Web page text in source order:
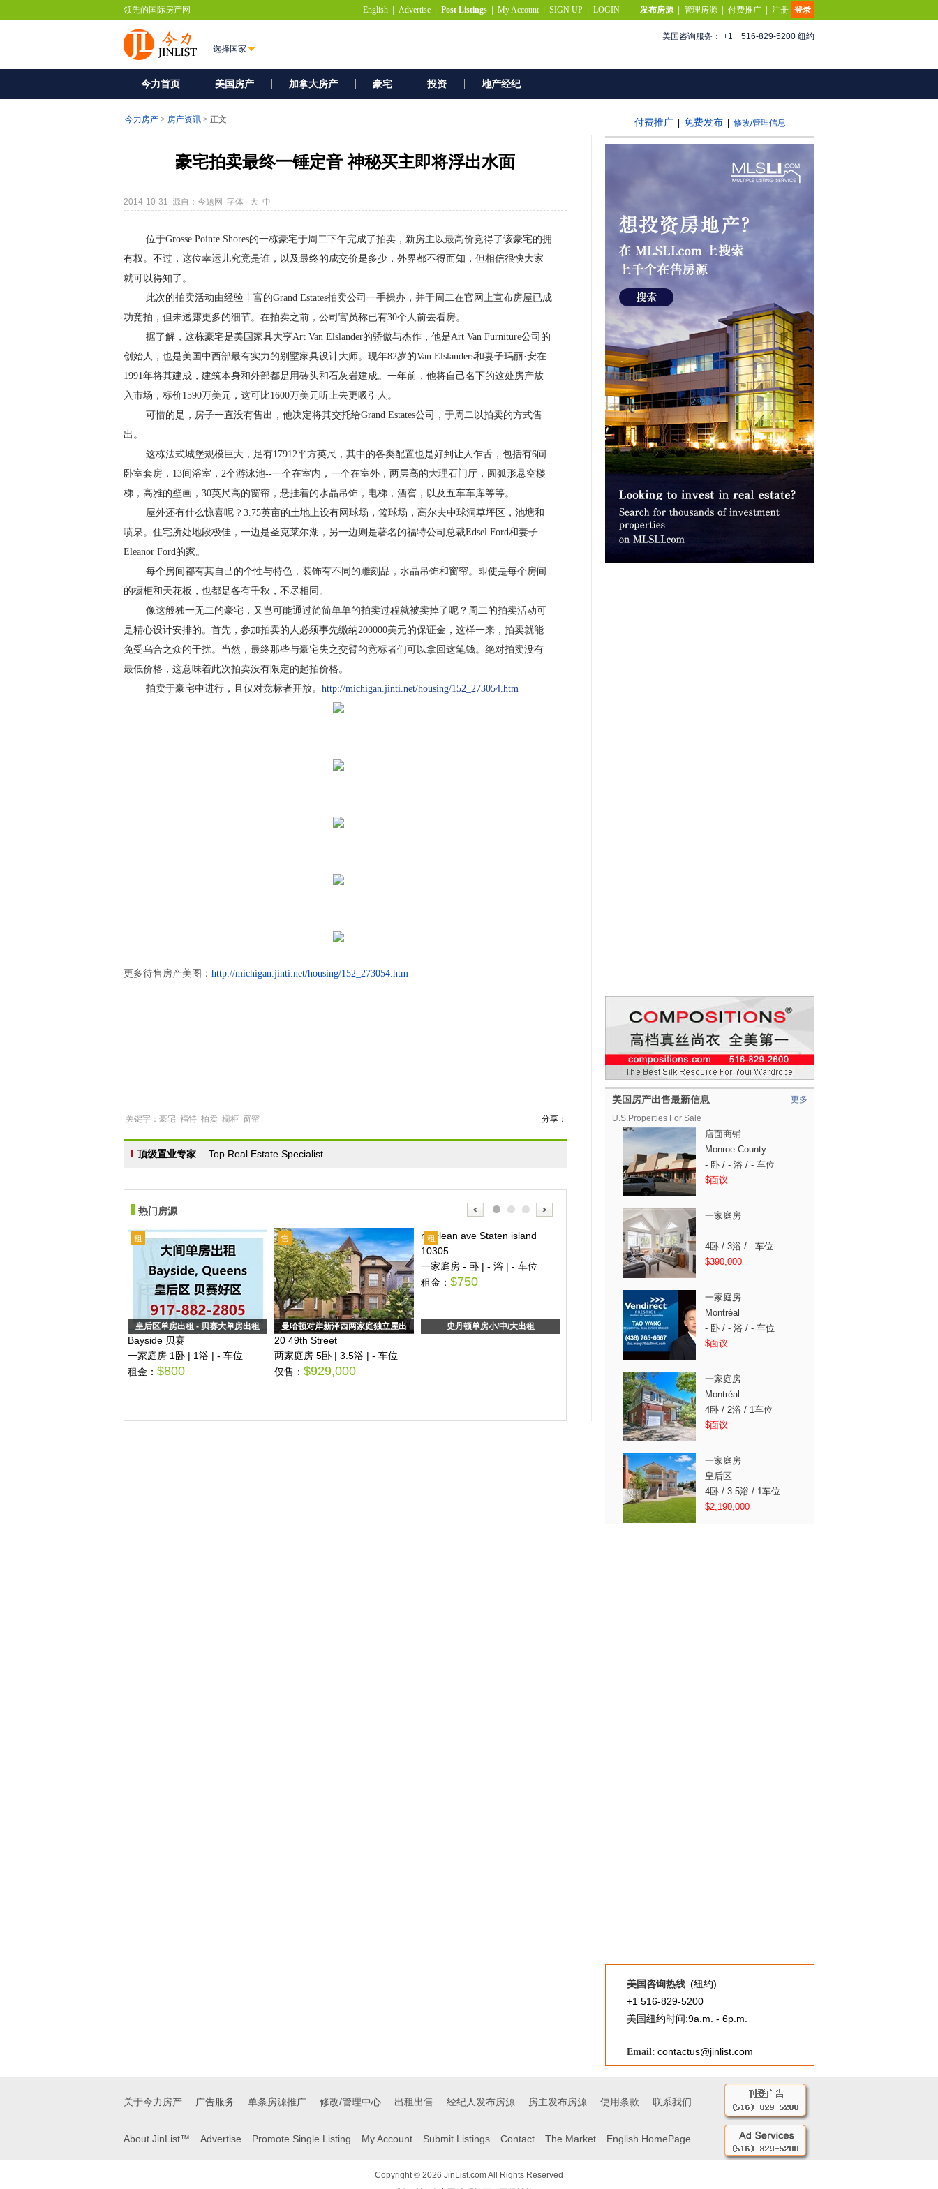
领先的国际房产网 English Advertise Post Listings My Account SIGN UP LOGIN 发布房源 管理房源 付费推广 注册 登录
选择国家
美国咨询服务： +1 516-829-5200 纽约
今力首页 美国房产 加拿大房产 豪宅 投资 地产经纪
今力房产 > 房产资讯 > 正文 付费推广| 免费发布| 修改/管理信息
豪宅拍卖最终一锤定音 神秘买主即将浮出水面
2014-10-31 源自：今题网 字体 大 中
位于Grosse Pointe Shores的一栋豪宅于周二下午完成了拍卖，新房主以最高价竞得了该豪宅的拥
有权。不过，这位幸运儿究竟是谁，以及最终的成交价是多少，外界都不得而知，但相信很快大家
就可以得知了。
此次的拍卖活动由经验丰富的Grand Estates拍卖公司一手操办，并于周二在官网上宣布房屋已成
功竞拍，但未透露更多的细节。在拍卖之前，公司官员称已有30个人前去看房。
据了解，这栋豪宅是美国家具大亨Art Van Elslander的骄傲与杰作，他是Art Van Furniture公司的
创始人，也是美国中西部最有实力的别墅家具设计大师。现年82岁的Van Elslanders和妻子玛丽·安在
1991年将其建成，建筑本身和外部都是用砖头和石灰岩建成。一年前，他将自己名下的这处房产放
入市场，标价1590万美元，这可比1600万美元听上去更吸引人。
可惜的是，房子一直没有售出，他决定将其交托给Grand Estates公司，于周二以拍卖的方式售
出。
这栋法式城堡规模巨大，足有17912平方英尺，其中的各类配置也是好到让人乍舌，包括有6间
卧室套房，13间浴室，2个游泳池--一个在室内，一个在室外，两层高的大理石门厅，圆弧形悬空楼
梯，高雅的壁画，30英尺高的窗帘，悬挂着的水晶吊饰，电梯，酒窖，以及五车车库等等。
屋外还有什么惊喜呢？3.75英亩的土地上设有网球场，篮球场，高尔夫中球洞草坪区，池塘和
喷泉。住宅所处地段极佳，一边是圣克莱尔湖，另一边则是著名的福特公司总裁Edsel Ford和妻子
Eleanor Ford的家。
每个房间都有其自己的个性与特色，装饰有不同的雕刻品，水晶吊饰和窗帘。即使是每个房间
的橱柜和天花板，也都是各有千秋，不尽相同。
像这般独一无二的豪宅，又岂可能通过简简单单的拍卖过程就被卖掉了呢？周二的拍卖活动可
是精心设计安排的。首先，参加拍卖的人必须事先缴纳200000美元的保证金，这样一来，拍卖就能
免受乌合之众的干扰。当然，最终那些与豪宅失之交臂的竞标者们可以拿回这笔钱。绝对拍卖没有
最低价格，这意味着此次拍卖没有限定的起拍价格。
拍卖于豪宅中进行，且仅对竞标者开放。 http://michigan.jinti.net/housing/152_273054.htm
更多待售房产美图： http://michigan.jinti.net/housing/152_273054.htm
关键字：豪宅 福特 拍卖 橱柜 窗帘 分享：
顶级置业专家 Top Real Estate Specialist
热门房源
皇后区单房出租 - 贝赛大单房出租
租
Bayside 贝赛
一家庭房 1卧 | 1浴 | - 车位
租金： $800
曼哈顿对岸新泽西两家庭独立屋出
售
20 49th Street
两家庭房 5卧 | 3.5浴 | - 车位
仅售： $929,000
史丹顿单房小/中/大出租
租
mcclean ave Staten island
10305
一家庭房 - 卧 | - 浴 | - 车位
租金： $750
新泽西爱迪生单房出租（全包）
Velikan pl edison
一家庭房 1卧 | 1浴 | - 车位
$860
北昆士 (N. Quincy) 单房, 近红线
Rawson Road
美国房产出售最新信息
更多
U.S.Properties For Sale
店面商铺
Monroe County
- 卧 / - 浴 / - 车位
$面议
一家庭房
4卧 / 3浴 / - 车位
$390,000
一家庭房
Montréal
- 卧 / - 浴 / - 车位
$面议
一家庭房
Montréal
4卧 / 2浴 / 1车位
$面议
一家庭房
皇后区
4卧 / 3.5浴 / 1车位
$2,190,000
美国咨询热线 (纽约)
+1 516-829-5200
美国纽约时间:9a.m. - 6p.m.
Email: contactus@jinlist.com
关于今力房产 广告服务 单条房源推广 修改/管理中心 出租出售 经纪人发布房源 房主发布房源 使用条款 联系我们
About JinList™ Advertise Promote Single Listing My Account Submit Listings Contact The Market English HomePage
Copyright © 2026 JinList.com All Rights Reserved